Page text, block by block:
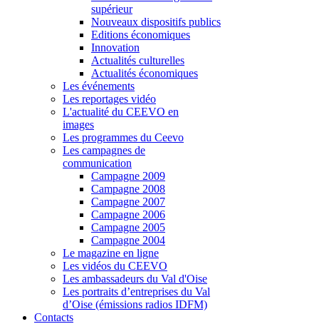
supérieur
Nouveaux dispositifs publics
Editions économiques
Innovation
Actualités culturelles
Actualités économiques
Les événements
Les reportages vidéo
L'actualité du CEEVO en
images
Les programmes du Ceevo
Les campagnes de
communication
Campagne 2009
Campagne 2008
Campagne 2007
Campagne 2006
Campagne 2005
Campagne 2004
Le magazine en ligne
Les vidéos du CEEVO
Les ambassadeurs du Val d'Oise
Les portraits d’entreprises du Val
d’Oise (émissions radios IDFM)
Contacts